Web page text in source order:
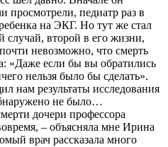
просмотрели, педиатр раз в
на ЭКГ. Но тут же стал
случай, второй в его жизни,
невозможно, что смерть
«Даже если бы вы обратились
нельзя было бы сделать».
нам результаты исследования
не было…
дочери профессора
– объясняла мне Ирина
врач рассказала много